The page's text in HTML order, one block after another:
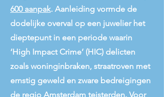
600 aanpak. Aanleiding vormde de
dodelijke overval op een juwelier het
dieptepunt in een periode waarin
‘High Impact Crime’ (HIC) delicten
zoals woninginbraken, straatroven met
ernstig geweld en zware bedreigingen
de regio Amsterdam teisterden. Voor